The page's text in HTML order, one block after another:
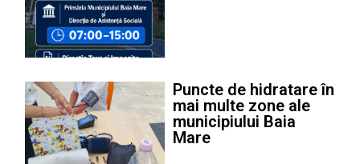
Puncte de hidratare în
mai multe zone ale
municipiului Baia
Mare